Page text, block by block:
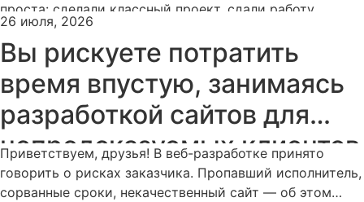
проста: сделали классный проект, сдали работу
заказчику, получил деньгу — сразу выкладывай
сочную картинку в портфолио, собирай лайки на
Behance и привлекай новых клиентов. Но на практике
всё оказывается далеко не так очевидно. За годы […]
26 июля, 2026
Вы рискуете потратить
время впустую, занимаясь
разработкой сайтов для
непредсказуемых клиентов
Приветствуем, друзья! В веб-разработке принято
говорить о рисках заказчика. Пропавший исполнитель,
сорванные сроки, некачественный сайт — об этом